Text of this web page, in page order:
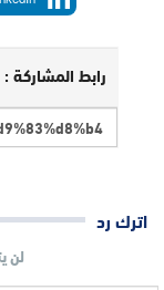
رابط المشاركة :
اترك رد
لن